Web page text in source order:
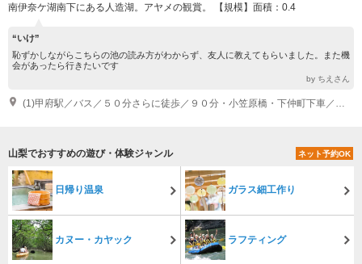
南伊奈ケ湖南下にある人造湖。アヤメの観賞。 【規模】面積：0.4
“いけ”
恥ずかしながらこちらの池の読み方がわからず、友人に教えてもらいました。また機
会があったら行きたいです
by ちえさん
(1)甲府駅／バス／５０分さらに徒歩／９０分・小笠原橋・下仲町下車／タクシー／１５分
山梨でおすすめの遊び・体験ジャンル ネット予約OK
日帰り温泉 ガラス細工作り
カヌー・カヤック ラフティング